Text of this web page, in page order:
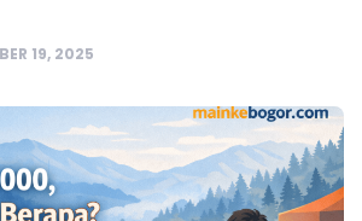
19, 2025